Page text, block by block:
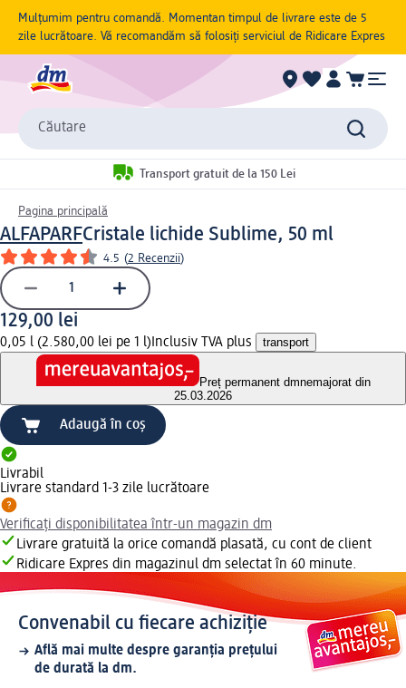
Mulțumim pentru comandă. Momentan timpul de livrare este de 5
zile lucrătoare. Vă recomandăm să folosiți serviciul de Ridicare Expres
Căutare
Transport gratuit de la 150 Lei
Pagina principală
ALFAPARFCristale lichide Sublime, 50 ml
4.5 (2 Recenzii)
129,00 lei
0,05 l (2.580,00 lei pe 1 l) Inclusiv TVA plus transport
Preț permanent dmnemajorat din
25.03.2026
Adaugă în coș
Livrabil
Livrare standard 1-3 zile lucrătoare
Verificați disponibilitatea într-un magazin dm
Livrare gratuită la orice comandă plasată, cu cont de client
Ridicare Expres din magazinul dm selectat în 60 minute.
Convenabil cu fiecare achiziție
Află mai multe despre garanția prețului
de durată la dm.